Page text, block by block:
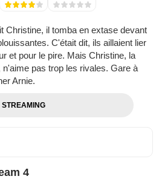
Christine, il tomba en extase devant
C'était dit, ils aillaient lier
et pour le pire. Mais Christine, la
pas trop les rivales. Gare à
Arnie.
STREAMING
4